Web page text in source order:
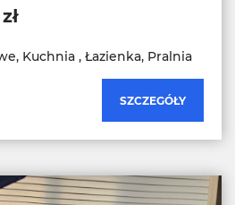
Kuchnia , Łazienka, Pralnia
SZCZEGÓŁY